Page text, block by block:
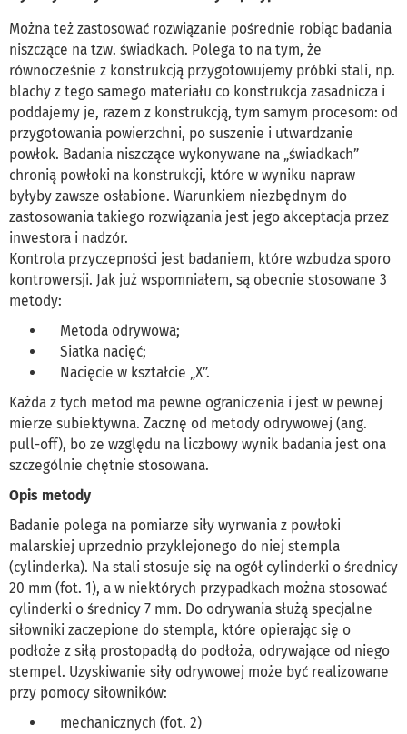
Można też zastosować rozwiązanie pośrednie robiąc badania
niszczące na tzw. świadkach. Polega to na tym, że
równocześnie z konstrukcją przygotowujemy próbki stali, np.
blachy z tego samego materiału co konstrukcja zasadnicza i
poddajemy je, razem z konstrukcją, tym samym procesom: od
przygotowania powierzchni, po suszenie i utwardzanie
powłok. Badania niszczące wykonywane na „świadkach”
chronią powłoki na konstrukcji, które w wyniku napraw
byłyby zawsze osłabione. Warunkiem niezbędnym do
zastosowania takiego rozwiązania jest jego akceptacja przez
inwestora i nadzór.
Kontrola przyczepności jest badaniem, które wzbudza sporo
kontrowersji. Jak już wspomniałem, są obecnie stosowane 3
metody:
Metoda odrywowa;
Siatka nacięć;
Nacięcie w kształcie „X”.
Każda z tych metod ma pewne ograniczenia i jest w pewnej
mierze subiektywna. Zacznę od metody odrywowej (ang.
pull-off), bo ze względu na liczbowy wynik badania jest ona
szczególnie chętnie stosowana.
Opis metody
Badanie polega na pomiarze siły wyrwania z powłoki
malarskiej uprzednio przyklejonego do niej stempla
(cylinderka). Na stali stosuje się na ogół cylinderki o średnicy
20 mm (fot. 1), a w niektórych przypadkach można stosować
cylinderki o średnicy 7 mm. Do odrywania służą specjalne
siłowniki zaczepione do stempla, które opierając się o
podłoże z siłą prostopadłą do podłoża, odrywające od niego
stempel. Uzyskiwanie siły odrywowej może być realizowane
przy pomocy siłowników:
mechanicznych (fot. 2)